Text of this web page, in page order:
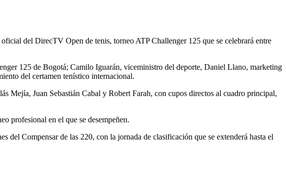
del DirecTV Open de tenis, torneo ATP Challenger 125 que se celebrará entre
125 de Bogotá; Camilo Iguarán, viceministro del deporte, Daniel Llano, marketing
del certamen tenístico internacional.
Mejía, Juan Sebastián Cabal y Robert Farah, con cupos directos al cuadro principal,
profesional en el que se desempeñen.
del Compensar de las 220, con la jornada de clasificación que se extenderá hasta el